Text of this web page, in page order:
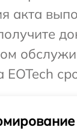
акта
EOTech